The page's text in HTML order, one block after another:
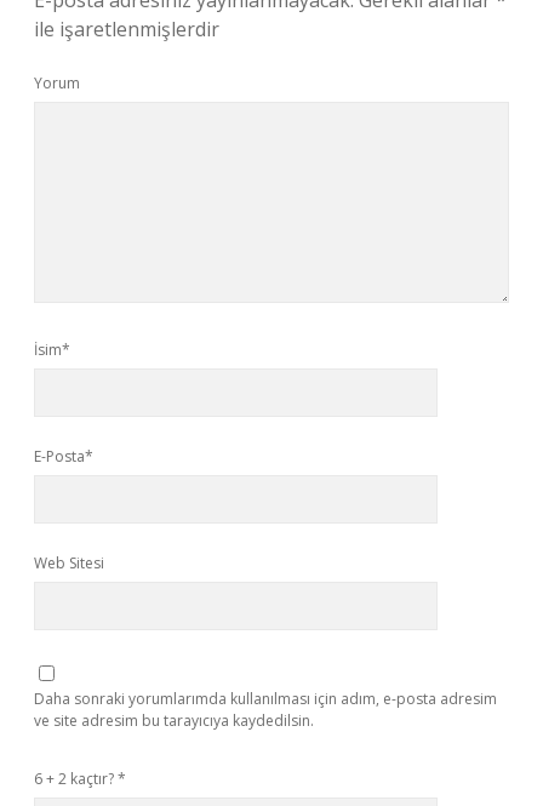
ile işaretlenmişlerdir
Yorum
İsim*
E-Posta*
Web Sitesi
Daha sonraki yorumlarımda kullanılması için adım, e-posta adresim
ve site adresim bu tarayıcıya kaydedilsin.
6 + 2 kaçtır?*